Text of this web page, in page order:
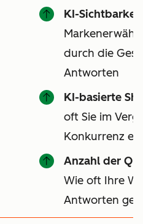
KI-
durch die
Antworten
KI-basierte
oft Sie im
Konkurrenz
Anzahl der
Wie oft Ihre
Antworten